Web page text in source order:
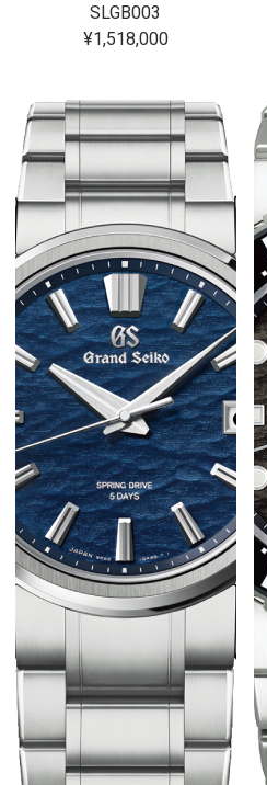
SLGB003
¥1,518,000